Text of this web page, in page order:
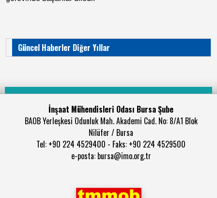
Güncel Haberler Diğer Yıllar
İnşaat Mühendisleri Odası Bursa Şube
BAOB Yerleşkesi Odunluk Mah. Akademi Cad. No: 8/A1 Blok
Nilüfer / Bursa
Tel: +90 224 4529400 - Faks: +90 224 4529500
e-posta: bursa@imo.org.tr